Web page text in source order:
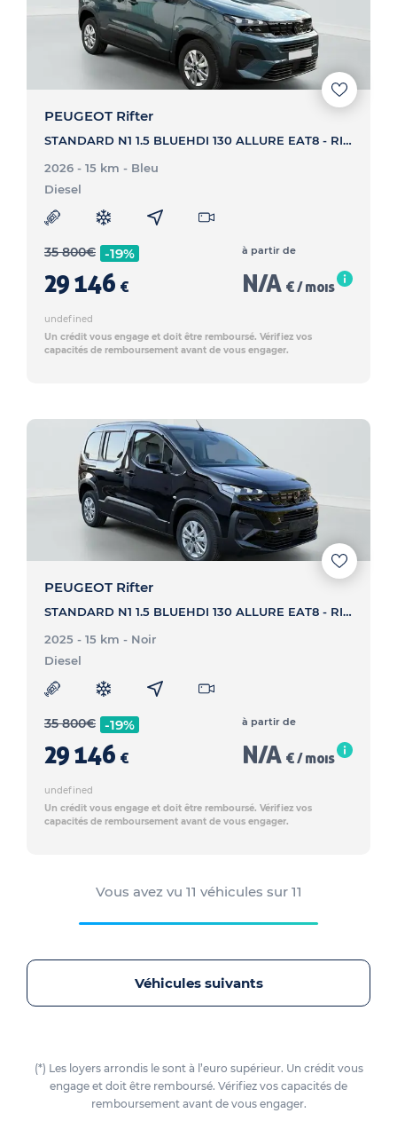
PEUGEOT Rifter
STANDARD N1 1.5 BLUEHDI 130 ALLURE EAT8 - RIFTER STANDARD N1 1.5 BLUEHDI 130 ALLURE EAT8
2026 - 15 km - Bleu
Diesel
35 800€ -19%
29 146 €
à partir de
N/A € / mois
undefined
Un crédit vous engage et doit être remboursé. Vérifiez vos
capacités de remboursement avant de vous engager.
PEUGEOT Rifter
STANDARD N1 1.5 BLUEHDI 130 ALLURE EAT8 - RIFTER STANDARD N1 1.5 BLUEHDI 130 ALLURE EAT8
2025 - 15 km - Noir
Diesel
35 800€ -19%
29 146 €
à partir de
N/A € / mois
undefined
Un crédit vous engage et doit être remboursé. Vérifiez vos
capacités de remboursement avant de vous engager.
Vous avez vu 11 véhicules sur 11
Véhicules suivants
(*) Les loyers arrondis le sont à l’euro supérieur. Un crédit vous
engage et doit être remboursé. Vérifiez vos capacités de
remboursement avant de vous engager.